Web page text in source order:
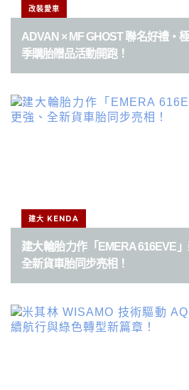
改裝愛車
ADVAN × MF GHOST 聯名好禮・
季購胎贈品活動開跑！
建大 KENDA
建大輪胎力作「EMERA 616EVE
全新貨車胎同步亮相！